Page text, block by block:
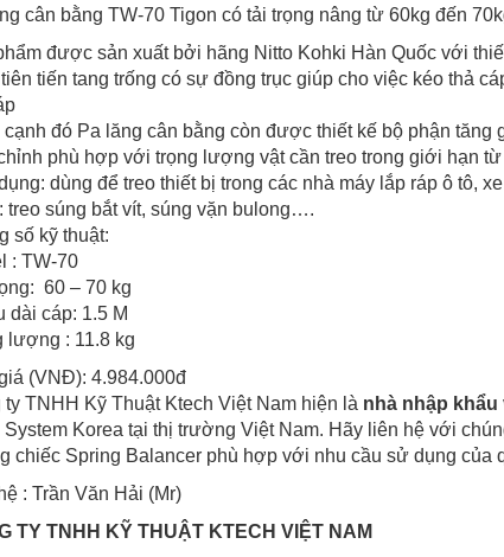
cân bằng TW-70 Tigon có tải trọng nâng từ 60kg đến
được sản xuất bởi hãng Nitto Kohki Hàn Quốc với
tiến tang trống có sự đồng trục giúp cho việc kéo thả
cạnh đó Pa lăng cân bằng còn được thiết kế bộ phận
phù hợp với trọng lượng vật cần treo trong giới hạn
dùng để treo thiết bị trong các nhà máy lắp ráp ô tô,
treo súng bắt vít, súng vặn bulong….
số kỹ thuật:
: TW-70
60 – 70 kg
dài cáp: 1.5 M
lượng : 11.8 kg
(VNĐ): 4.984.000đ
ty TNHH Kỹ Thuật Ktech Việt Nam hiện là nhà nhập
System Korea tại thị trường Việt Nam. Hãy liên hệ với
chiếc Spring Balancer phù hợp với nhu cầu sử dụng của
: Trần Văn Hải (Mr)
TY TNHH KỸ THUẬT KTECH VIỆT NAM